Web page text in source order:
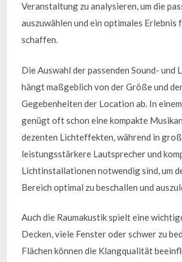
Veranstaltung zu analysieren, um die
auszuwählen und ein optimales Erlebnis
schaffen.
Die Auswahl der passenden Sound- und
hängt maßgeblich von der Größe und
Gegebenheiten der Location ab. In
genügt oft schon eine kompakte
dezenten Lichteffekten, während in
leistungsstärkere Lautsprecher und
Lichtinstallationen notwendig sind, um
Bereich optimal zu beschallen und
Auch die Raumakustik spielt eine
Decken, viele Fenster oder schwer zu
Flächen können die Klangqualität